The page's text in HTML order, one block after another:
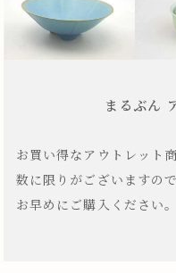
まるぶん
お買い得なアウトレット
数に限りがございますの
お早めにご購入ください。